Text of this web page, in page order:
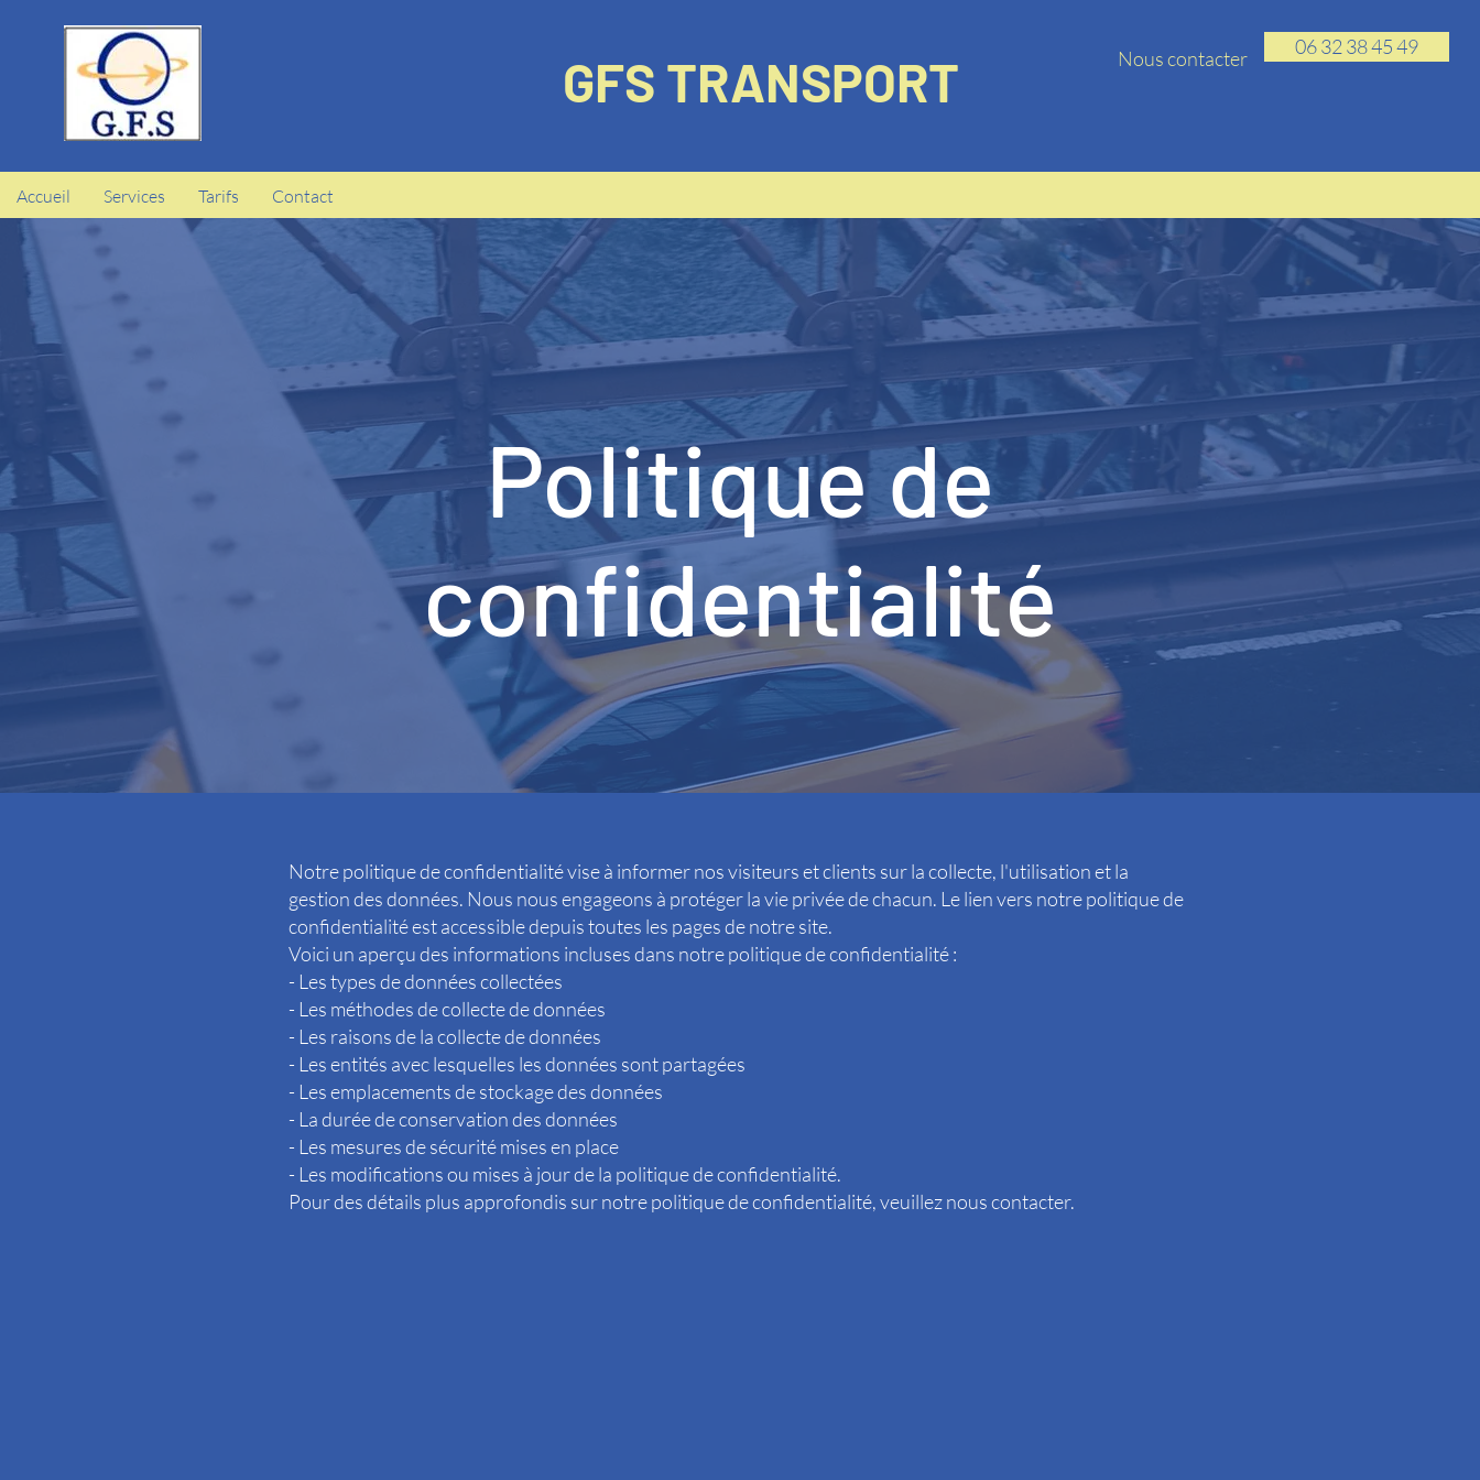
GFS TRANSPORT Nous contacter 06 32 38 45 49
Accueil Services Tarifs Contact
Politique de
confidentialité
Notre politique de confidentialité vise à informer nos visiteurs et clients sur la collecte, l'utilisation et la
gestion des données. Nous nous engageons à protéger la vie privée de chacun. Le lien vers notre politique de
confidentialité est accessible depuis toutes les pages de notre site.
Voici un aperçu des informations incluses dans notre politique de confidentialité :
- Les types de données collectées
- Les méthodes de collecte de données
- Les raisons de la collecte de données
- Les entités avec lesquelles les données sont partagées
- Les emplacements de stockage des données
- La durée de conservation des données
- Les mesures de sécurité mises en place
- Les modifications ou mises à jour de la politique de confidentialité.
Pour des détails plus approfondis sur notre politique de confidentialité, veuillez nous contacter.